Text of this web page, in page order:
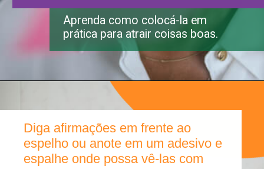
Aprenda como colocá-la em
prática para atrair coisas boas.
Diga afirmações em frente ao
espelho ou anote em um adesivo e
espalhe onde possa vê-las com